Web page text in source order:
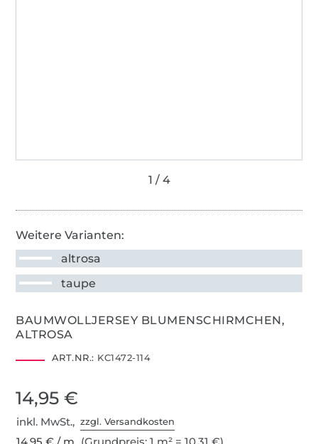
Weitere Varianten:
altrosa
taupe
BAUMWOLLJERSEY BLUMENSCHIRMCHEN,
ALTROSA
ART.NR.: KC1472-114
14,95 €
inkl. MwSt.,zzgl. Versandkosten